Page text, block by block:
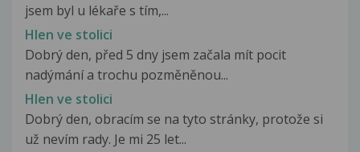
jsem byl u lékaře s tím,...
Hlen ve stolici
Dobrý den, před 5 dny jsem začala mít pocit
nadýmání a trochu pozměněnou...
Hlen ve stolici
Dobrý den, obracím se na tyto stránky, protože si
už nevím rady. Je mi 25 let...